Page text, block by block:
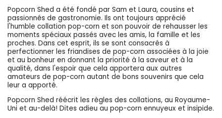
Popcorn Shed a été fondé par Sam et Laura, cousins et
passionnés de gastronomie. Ils ont toujours apprécié
l'humble collation pop-corn et son pouvoir de rehausser les
moments spéciaux passés avec les amis, la famille et les
proches. Dans cet esprit, ils se sont consacrés à
perfectionner les friandises de pop-corn associées à la joie
et au bonheur en donnant la priorité à la saveur et à la
qualité, dans l'espoir que cela apportera aux autres
amateurs de pop-corn autant de bons souvenirs que cela
leur a apporté.
Popcorn Shed réécrit les règles des collations, au Royaume-
Uni et au-delà! Dites adieu au pop-corn ennuyeux et insipide.